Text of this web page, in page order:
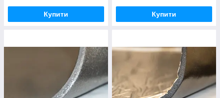
Купити Купити